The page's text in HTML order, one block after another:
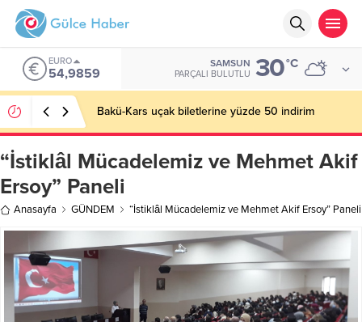
EURO
54,9859
SAMSUN
PARÇALI BULUTLU 30°C
Bakü-Kars uçak biletlerine yüzde 50 indirim
“İstiklâl Mücadelemiz ve Mehmet Akif
Ersoy” Paneli
Anasayfa GÜNDEM “İstiklâl Mücadelemiz ve Mehmet Akif Ersoy” Paneli